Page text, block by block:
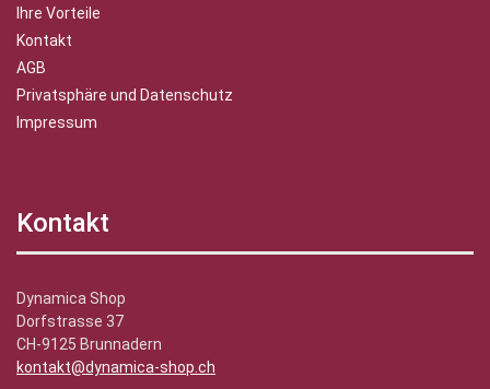
Ihre Vorteile
Kontakt
AGB
Privatsphäre und Datenschutz
Impressum
Kontakt
Dynamica Shop
Dorfstrasse 37
CH-9125 Brunnadern
kontakt@dynamica-shop.ch